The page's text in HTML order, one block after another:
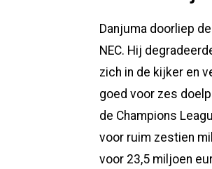
Danjuma doorliep
NEC. Hij
zich in de kijker en
goed voor zes
de Champions
voor ruim zestien
voor 23,5 miljoen